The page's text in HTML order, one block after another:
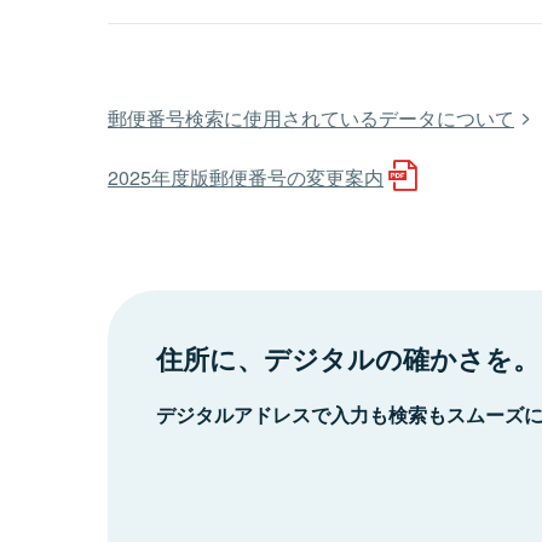
郵便番号検索に使用されているデータについて
2025年度版郵便番号の変更案内
住所に、デジタルの確かさを。
デジタルアドレスで入力も検索もスムーズ